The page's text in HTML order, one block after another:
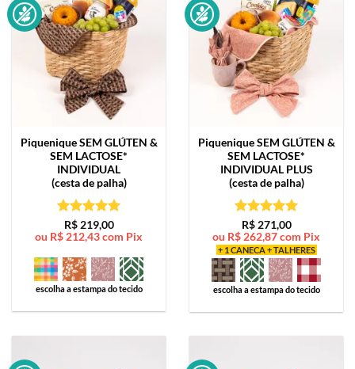
Piquenique SEM GLÚTEN &
SEM LACTOSE*
INDIVIDUAL
(cesta de palha)
Avaliação5
de 5
R$219,00
ou R$ 212,43com Pix
escolha a estampa do tecido
Piquenique SEM GLÚTEN &
SEM LACTOSE*
INDIVIDUAL PLUS
(cesta de palha)
Avaliação5
de 5
R$271,00
ou R$ 262,87com Pix
+ 1 CANECA + TALHERES
escolha a estampa do tecido